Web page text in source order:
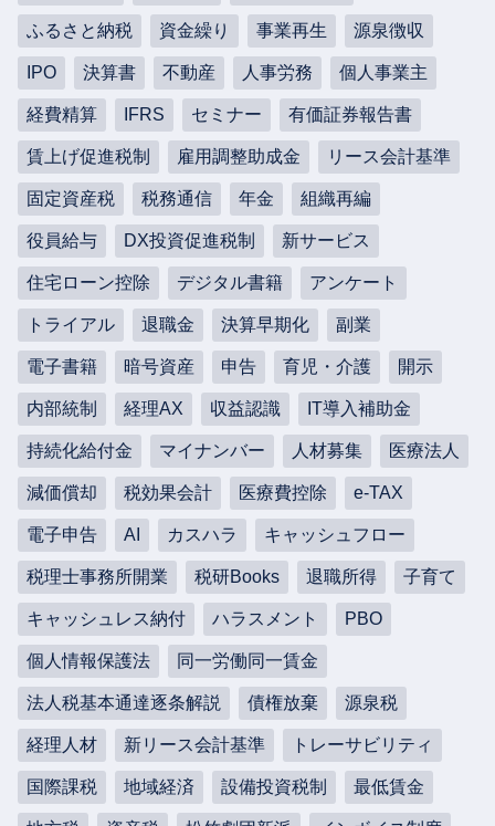
ふるさと納税 資金繰り 事業再生 源泉徴収
IPO 決算書 不動産 人事労務 個人事業主
経費精算 IFRS セミナー 有価証券報告書
賃上げ促進税制 雇用調整助成金 リース会計基準
固定資産税 税務通信 年金 組織再編
役員給与 DX投資促進税制 新サービス
住宅ローン控除 デジタル書籍 アンケート
トライアル 退職金 決算早期化 副業
電子書籍 暗号資産 申告 育児・介護 開示
内部統制 経理AX 収益認識 IT導入補助金
持続化給付金 マイナンバー 人材募集 医療法人
減価償却 税効果会計 医療費控除 e-TAX
電子申告 AI カスハラ キャッシュフロー
税理士事務所開業 税研Books 退職所得 子育て
キャッシュレス納付 ハラスメント PBO
個人情報保護法 同一労働同一賃金
法人税基本通達逐条解説 債権放棄 源泉税
経理人材 新リース会計基準 トレーサビリティ
国際課税 地域経済 設備投資税制 最低賃金